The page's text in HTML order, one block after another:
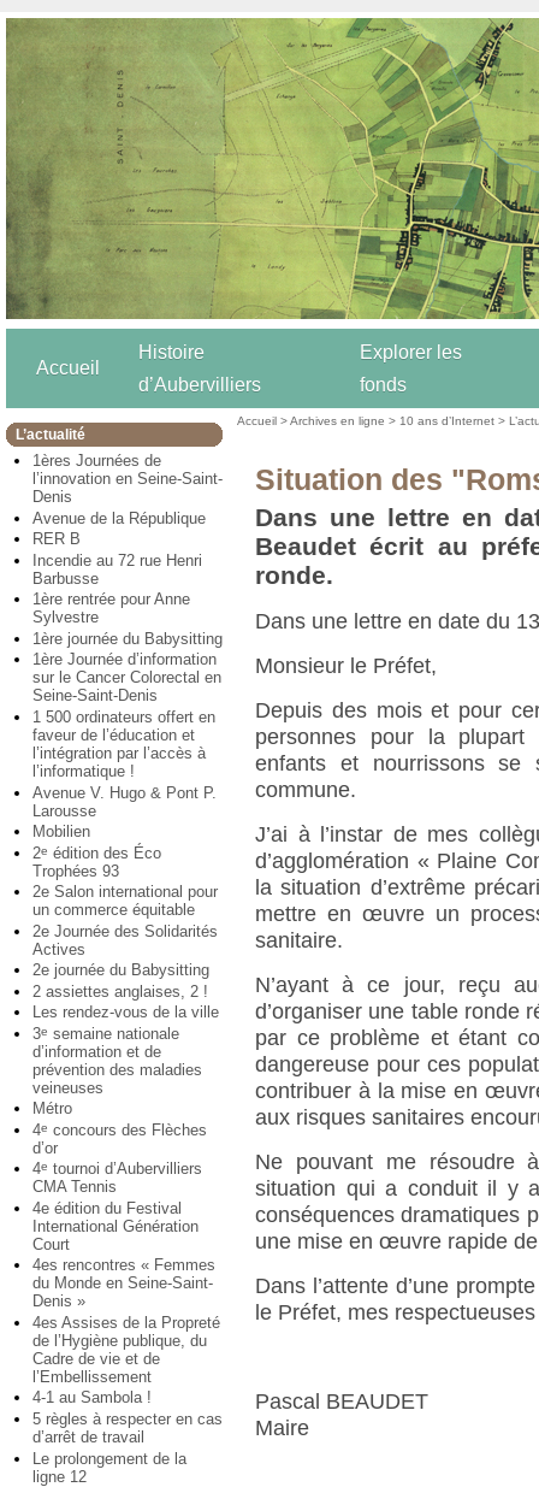
Accueil
Histoire
d’Aubervilliers
Explorer les
fonds
L’actualité
1ères Journées de
l’innovation en Seine-Saint-
Denis
Avenue de la République
RER B
Incendie au 72 rue Henri
Barbusse
1ère rentrée pour Anne
Sylvestre
1ère journée du Babysitting
1ère Journée d’information
sur le Cancer Colorectal en
Seine-Saint-Denis
1 500 ordinateurs offert en
faveur de l’éducation et
l’intégration par l’accès à
l’informatique !
Avenue V. Hugo & Pont P.
Larousse
Mobilien
2e édition des Éco
Trophées 93
2e Salon international pour
un commerce équitable
2e Journée des Solidarités
Actives
2e journée du Babysitting
2 assiettes anglaises, 2 !
Les rendez-vous de la ville
3e semaine nationale
d’information et de
prévention des maladies
veineuses
Métro
4e concours des Flèches
d’or
4e tournoi d’Aubervilliers
CMA Tennis
4e édition du Festival
International Génération
Court
4es rencontres « Femmes
du Monde en Seine-Saint-
Denis »
4es Assises de la Propreté
de l’Hygiène publique, du
Cadre de vie et de
l’Embellissement
4-1 au Sambola !
5 règles à respecter en cas
d’arrêt de travail
Le prolongement de la
ligne 12
Accueil >Archives en ligne > 10 ans d’Internet >
Situation des
Dans une lettre en
Beaudet écrit au
ronde.
Dans une lettre en date du
Monsieur le Préfet,
Depuis des mois et pour
personnes pour la plupart
enfants et nourrissons
commune.
J’ai à l’instar de mes
d’agglomération « Plaine
la situation d’extrême
mettre en œuvre un
sanitaire.
N’ayant à ce jour, reçu
d’organiser une table ronde
par ce problème et étant
dangereuse pour ces
contribuer à la mise en
aux risques sanitaires
Ne pouvant me résoudre
situation qui a conduit il y
conséquences dramatiques
une mise en œuvre rapide
Dans l’attente d’une
le Préfet, mes
Pascal BEAUDET
Maire